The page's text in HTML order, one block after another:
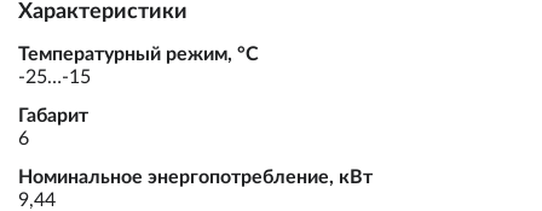
Характеристики
Температурный режим, °С
-25…-15
Габарит
6
Номинальное энергопотребление, кВт
9,44